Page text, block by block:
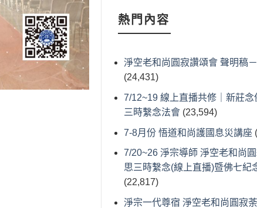
熱門內容
淨空老和尚圓寂讚頌會 聲明稿
(24,431)
7/12~19 線上直播共修｜新莊念
三時繫念法會 (23,594)
7-8月份 悟道和尚護國息災講座
7/20~26 淨宗導師 淨空老和尚
思三時繫念(線上直播)暨佛七紀
(22,817)
淨宗一代尊宿 淨空老和尚圓寂